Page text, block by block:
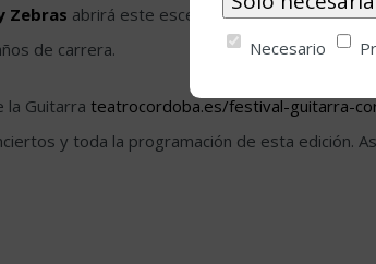
Zebras abrirá este escenario la noche del 3 de
de carrera.
la Guitarra teatrocordoba.es/festival-guitarra-
y toda la programación de esta edición.
Necesario